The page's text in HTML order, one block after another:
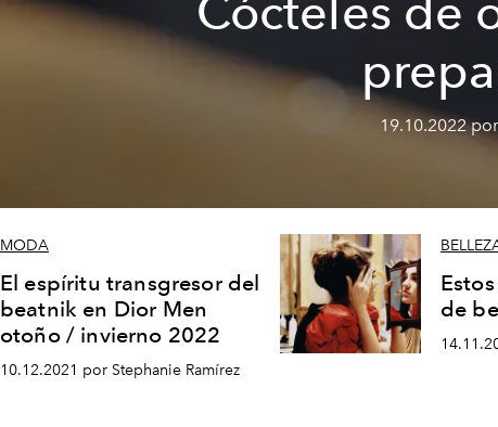
Cócteles de
19.10.2022
MODA
El espíritu transgresor del
beatnik en Dior Men
otoño / invierno 2022
10.12.2021 por Stephanie Ramírez
de